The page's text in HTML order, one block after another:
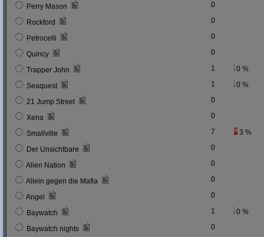
Perry Mason 0
Rockford 0
Petrocelli 0
Quincy 0
Trapper John 1 0 %
Seaquest 1 0 %
21 Jump Street 0
Xena 0
Smallville 7 3 %
Der Unsichtbare 0
Alien Nation 0
Allein gegen die Mafia 0
Angel 0
Baywatch 1 0 %
Baywatch nights 0